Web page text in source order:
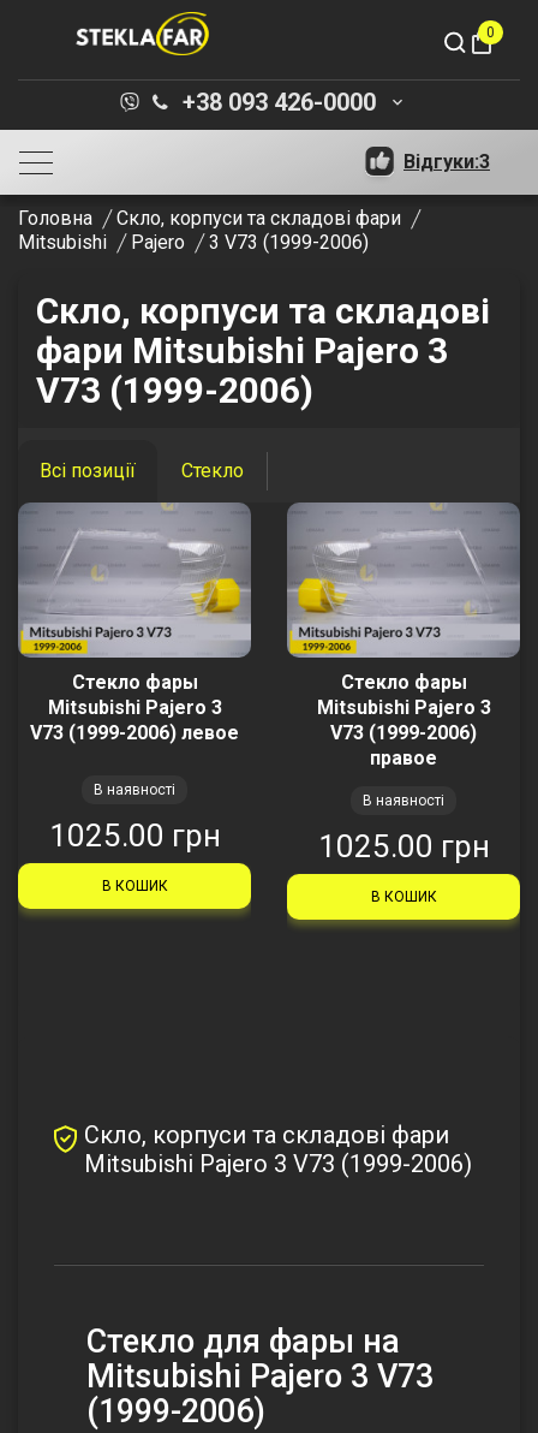
shopping_bag
0
+38 093 426-0000 keyboard_arrow_down
Відгуки:3
Головна
Скло, корпуси та складові фари
Mitsubishi
Pajero 3 V73 (1999-2006)
Скло, корпуси та складові
фари Mitsubishi Pajero 3
V73 (1999-2006)
Всі позиції Стекло
Стекло фары
Mitsubishi Pajero 3
V73 (1999-2006) левое
В наявності
1025.00 грн
В КОШИК
Стекло фары
Mitsubishi Pajero 3
V73 (1999-2006)
правое
В наявності
1025.00 грн
В КОШИК
Скло, корпуси та складові фари
Mitsubishi Pajero 3 V73 (1999-2006)
Стекло для фары на
Mitsubishi Pajero 3 V73
(1999-2006)